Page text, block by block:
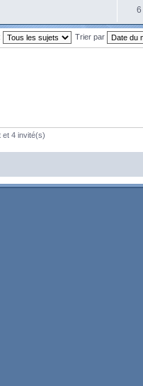
6
Trier par
et 4 invité(s)